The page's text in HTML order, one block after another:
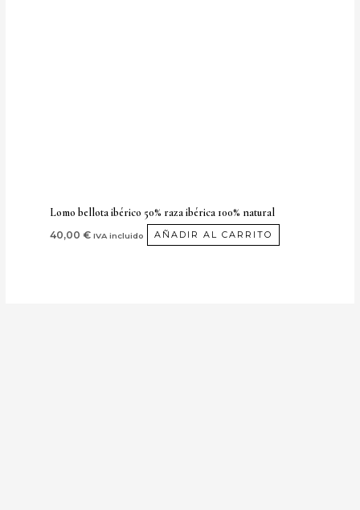
Lomo bellota ibérico 50% raza ibérica 100% natural
40,00€ IVA incluido AÑADIR AL CARRITO